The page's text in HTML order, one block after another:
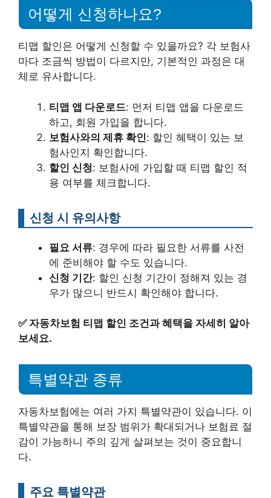
어떻게 신청하나요?
티맵 할인은 어떻게 신청할 수 있을까요? 각 보험사
마다 조금씩 방법이 다르지만, 기본적인 과정은 대
체로 유사합니다.
티맵 앱 다운로드: 먼저 티맵 앱을 다운로드
하고, 회원 가입을 합니다.
보험사와의 제휴 확인: 할인 혜택이 있는 보
험사인지 확인합니다.
할인 신청: 보험사에 가입할 때 티맵 할인 적
용 여부를 체크합니다.
신청 시 유의사항
필요 서류: 경우에 따라 필요한 서류를 사전
에 준비해야 할 수도 있습니다.
신청 기간: 할인 신청 기간이 정해져 있는 경
우가 많으니 반드시 확인해야 합니다.
✅ 자동차보험 티맵 할인 조건과 혜택을 자세히 알아
보세요.
특별약관 종류
자동차보험에는 여러 가지 특별약관이 있습니다. 이
특별약관을 통해 보장 범위가 확대되거나 보험료 절
감이 가능하니 주의 깊게 살펴보는 것이 중요합니
다.
주요 특별약관